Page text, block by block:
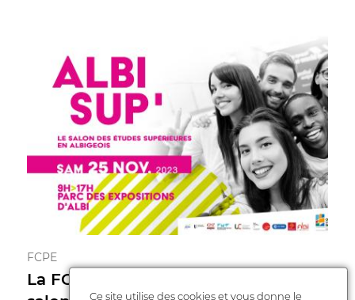
FCPE
La FCPE du Tarn vous accueille au
Ce site utilise des cookies et vous donne le